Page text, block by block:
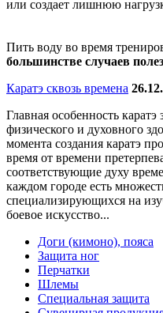
или создает лишнюю
Пить воду во время
большинстве случаев
Каратэ сквозь времена
Главная особенность каратэ
физического и духовного
момента создания каратэ
время от времени
соответствующие духу
каждом городе есть
специализирующихся на
боевое искусство...
Доги (кимоно), пояса
Защита ног
Перчатки
Шлемы
Специальная защита